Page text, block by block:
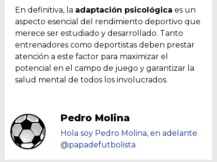
En definitiva, la adaptación psicológica es un
aspecto esencial del rendimiento deportivo que
merece ser estudiado y desarrollado. Tanto
entrenadores como deportistas deben prestar
atención a este factor para maximizar el
potencial en el campo de juego y garantizar la
salud mental de todos los involucrados.
Pedro Molina
Hola soy Pedro Molina, en adelante
@papadefutbolista